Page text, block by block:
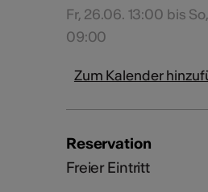
Fr, 26.06. 13:00 bis
09:00
Zum Kalender
Reservation
Freier Eintritt